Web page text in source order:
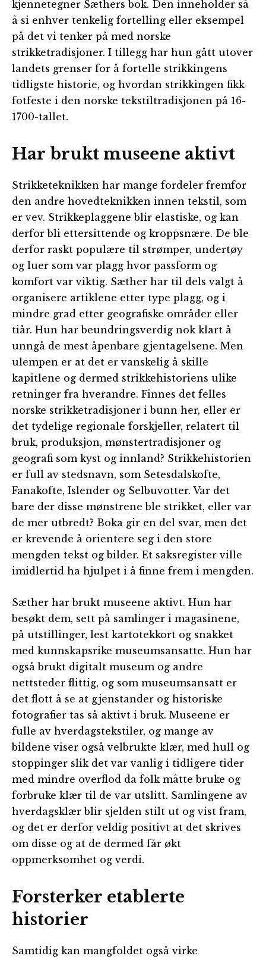
kjennetegner Sæthers bok. Den inneholder så
å si enhver tenkelig fortelling eller eksempel
på det vi tenker på med norske
strikketradisjoner. I tillegg har hun gått utover
landets grenser for å fortelle strikkingens
tidligste historie, og hvordan strikkingen fikk
fotfeste i den norske tekstiltradisjonen på 16-
1700-tallet.
Har brukt museene aktivt
Strikketeknikken har mange fordeler fremfor
den andre hovedteknikken innen tekstil, som
er vev. Strikkeplaggene blir elastiske, og kan
derfor bli ettersittende og kroppsnære. De ble
derfor raskt populære til strømper, undertøy
og luer som var plagg hvor passform og
komfort var viktig. Sæther har til dels valgt å
organisere artiklene etter type plagg, og i
mindre grad etter geografiske områder eller
tiår. Hun har beundringsverdig nok klart å
unngå de mest åpenbare gjentagelsene. Men
ulempen er at det er vanskelig å skille
kapitlene og dermed strikkehistoriens ulike
retninger fra hverandre. Finnes det felles
norske strikketradisjoner i bunn her, eller er
det tydelige regionale forskjeller, relatert til
bruk, produksjon, mønstertradisjoner og
geografi som kyst og innland? Strikkehistorien
er full av stedsnavn, som Setesdalskofte,
Fanakofte, Islender og Selbuvotter. Var det
bare der disse mønstrene ble strikket, eller var
de mer utbredt? Boka gir en del svar, men det
er krevende å orientere seg i den store
mengden tekst og bilder. Et saksregister ville
imidlertid ha hjulpet i å finne frem i mengden.
Sæther har brukt museene aktivt. Hun har
besøkt dem, sett på samlinger i magasinene,
på utstillinger, lest kartotekkort og snakket
med kunnskapsrike museumsansatte. Hun har
også brukt digitalt museum og andre
nettsteder flittig, og som museumsansatt er
det flott å se at gjenstander og historiske
fotografier tas så aktivt i bruk. Museene er
fulle av hverdagstekstiler, og mange av
bildene viser også velbrukte klær, med hull og
stoppinger slik det var vanlig i tidligere tider
med mindre overflod da folk måtte bruke og
forbruke klær til de var utslitt. Samlingene av
hverdagsklær blir sjelden stilt ut og vist fram,
og det er derfor veldig positivt at det skrives
om disse og at de dermed får økt
oppmerksomhet og verdi.
Forsterker etablerte
historier
Samtidig kan mangfoldet også virke